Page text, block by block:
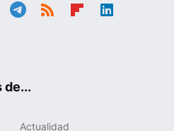
de...
Actualidad